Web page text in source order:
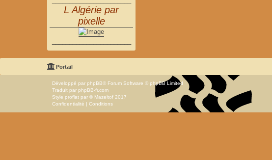
L Algérie par
pixelle
Portail
Développé par phpBB® Forum Software © phpBB Limited
Traduit par phpBB-fr.com
Style proflat par © Mazeltof 2017
Confidentialité | Conditions